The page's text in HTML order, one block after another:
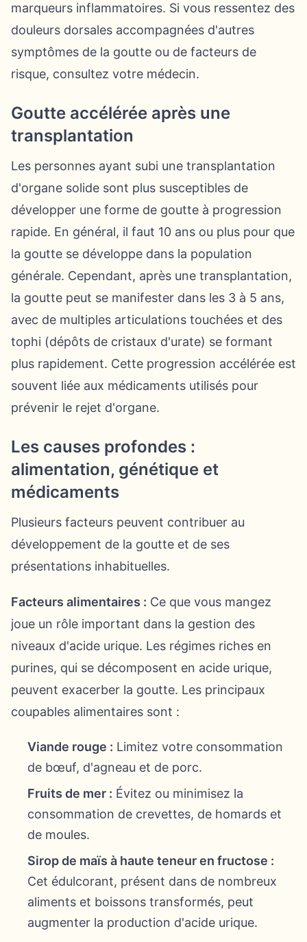
marqueurs inflammatoires. Si vous ressentez des
douleurs dorsales accompagnées d'autres
symptômes de la goutte ou de facteurs de
risque, consultez votre médecin.
Goutte accélérée après une
transplantation
Les personnes ayant subi une transplantation
d'organe solide sont plus susceptibles de
développer une forme de goutte à progression
rapide. En général, il faut 10 ans ou plus pour que
la goutte se développe dans la population
générale. Cependant, après une transplantation,
la goutte peut se manifester dans les 3 à 5 ans,
avec de multiples articulations touchées et des
tophi (dépôts de cristaux d'urate) se formant
plus rapidement. Cette progression accélérée est
souvent liée aux médicaments utilisés pour
prévenir le rejet d'organe.
Les causes profondes :
alimentation, génétique et
médicaments
Plusieurs facteurs peuvent contribuer au
développement de la goutte et de ses
présentations inhabituelles.
Facteurs alimentaires : Ce que vous mangez
joue un rôle important dans la gestion des
niveaux d'acide urique. Les régimes riches en
purines, qui se décomposent en acide urique,
peuvent exacerber la goutte. Les principaux
coupables alimentaires sont :
Viande rouge : Limitez votre consommation
de bœuf, d'agneau et de porc.
Fruits de mer : Évitez ou minimisez la
consommation de crevettes, de homards et
de moules.
Sirop de maïs à haute teneur en fructose :
Cet édulcorant, présent dans de nombreux
aliments et boissons transformés, peut
augmenter la production d'acide urique.